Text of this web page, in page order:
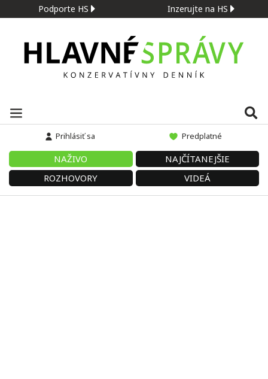
Podporte HS Inzerujte na HS
Prihlásiť sa Predplatné
NAŽIVO
NAJČÍTANEJŠIE
ROZHOVORY
VIDEÁ